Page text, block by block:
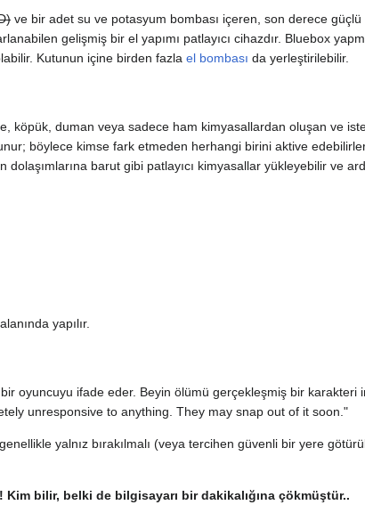
ve bir adet su ve potasyum bombası içeren, son derece
gelişmiş bir el yapımı patlayıcı cihazdır. Bluebox
Kutunun içine birden fazla el bombası da yerleştirilebilir.
köpük, duman veya sadece ham kimyasallardan oluşan ve
böylece kimse fark etmeden herhangi birini aktive
dolaşımlarına barut gibi patlayıcı kimyasallar yükleyebilir ve
alanında yapılır.
bir oyuncuyu ifade eder. Beyin ölümü gerçekleşmiş bir
unresponsive to anything. They may snap out of it soon."
yalnız bırakılmalı (veya tercihen güvenli bir yere
bilir, belki de bilgisayarı bir dakikalığına çökmüştür..